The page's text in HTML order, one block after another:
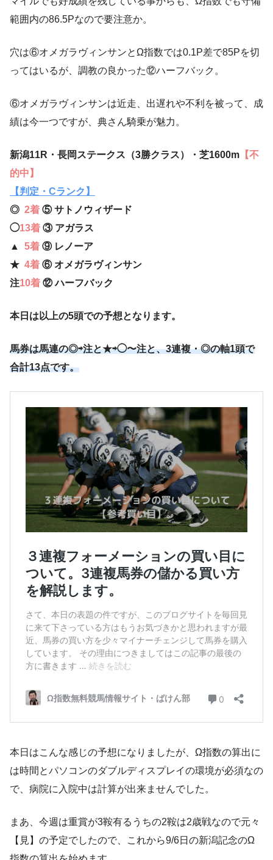
範囲内の86.5Pなので要注意か。
穴は⑥オメガラヴィンサンとΩ指数では0.1P差で85Pを切
ってはいるが、調教の良かった⑫ハーフバック。
⑥オメガラヴィンサンは近走、出遅れや不利を被って、成
績は今一つですが、典さん騎乗が魅力。
新潟11R・長岡ステークス（3勝クラス）・芝1600m 【不
的中】
【判定・Cランク】
◎ 2着 ⑤ サトノウィザード
◯13着 ③ アガラス
▲ 5着 ⑨ レノーア
★ 4着 ⑥ オメガラヴィンサン
注10着 ⑫ ハーフバック
本日は以上の5頭での予想となります。
馬券は馬連の◎⇨注と★⇨◯〜注と、3連複・◎の軸1頭で
合計13点です。
本日はこんな感じの予想になりましたが、Ω指数の算出に
は時間とパソコンのダブルディスプレイの環境が必須なの
で、病院に入院中は計算が出来ませんでした。
まあ、今週は重賞が3鞍有るうちの2鞍は2歳戦なので元々
【見】の予定でしたので、これから9/6日の新潟記念のΩ